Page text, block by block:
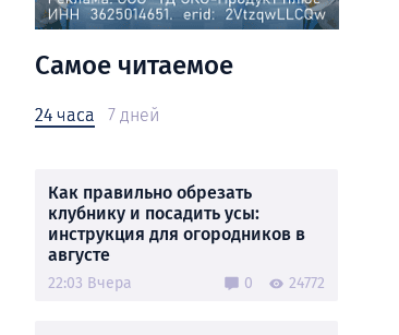
Самое читаемое
24 часа 7 дней
Как правильно обрезать
клубнику и посадить усы:
инструкция для огородников в
августе
22:03 Вчера 0 24772